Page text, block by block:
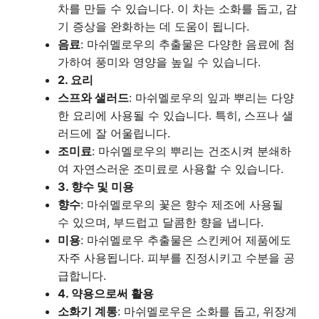
차를 만들 수 있습니다. 이 차는 소화를 돕고, 감
기 증상을 완화하는 데 도움이 됩니다.
음료: 마쉬멜로우의 추출물은 다양한 음료에 첨
가하여 풍미와 영양을 높일 수 있습니다.
2. 요리
스프와 샐러드: 마쉬멜로우의 잎과 뿌리는 다양
한 요리에 사용될 수 있습니다. 특히, 스프나 샐
러드에 잘 어울립니다.
조미료: 마쉬멜로우의 뿌리는 건조시켜 분쇄하
여 자연스러운 조미료로 사용할 수 있습니다.
3. 향수 및 미용
향수: 마쉬멜로우의 꽃은 향수 제조에 사용될
수 있으며, 부드럽고 달콤한 향을 냅니다.
미용: 마쉬멜로우 추출물은 스킨케어 제품에도
자주 사용됩니다. 피부를 진정시키고 수분을 공
급합니다.
4. 약용으로써 활용
소화기 계통: 마쉬멜로우은 소화를 돕고, 위장계